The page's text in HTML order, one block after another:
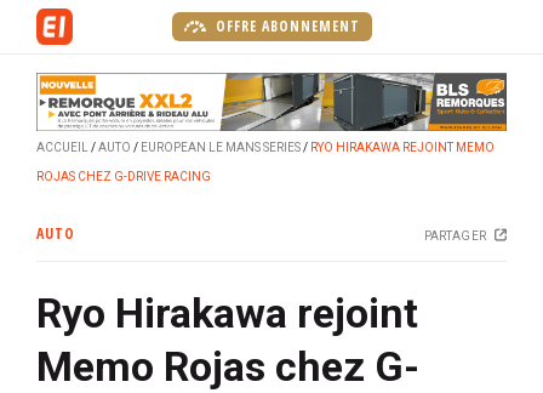
OFFRE ABONNEMENT
ACCUEIL AUTO EUROPEAN LE MANS SERIES RYO HIRAKAWA REJOINT MEMO
ROJAS CHEZ G-DRIVE RACING
AUTO PARTAGER
Ryo Hirakawa rejoint
Memo Rojas chez G-